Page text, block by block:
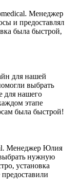
Менеджер
и предоставлял
была быстрой,
для нашей
выбрать
для нашего
этапе
была быстрой!
Менеджер Юлия
нужную
установка